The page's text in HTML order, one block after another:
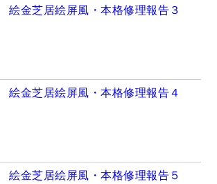
絵金芝居絵屏風・本格修理報告３
絵金芝居絵屏風・本格修理報告４
絵金芝居絵屏風・本格修理報告５